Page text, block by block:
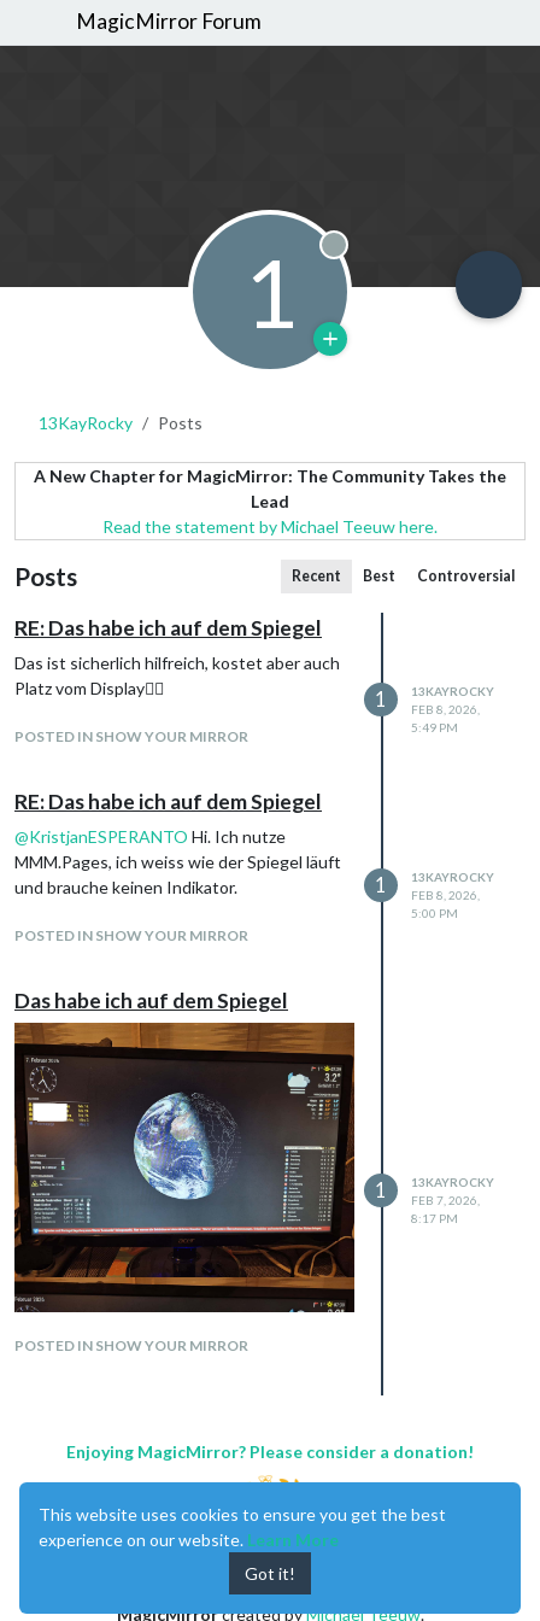
MagicMirror Forum
1 Offline
13KayRocky Posts
A New Chapter for MagicMirror: The Community Takes the
Lead
Read the statement by Michael Teeuw here.
Posts Recent Best Controversial
RE: Das habe ich auf dem Spiegel
Das ist sicherlich hilfreich, kostet aber auch
Platz vom Display🤷‍♂️
POSTED IN SHOW YOUR MIRROR
1
13KAYROCKY
FEB 8, 2026,
5:49 PM
RE: Das habe ich auf dem Spiegel
@KristjanESPERANTO Hi. Ich nutze
MMM.Pages, ich weiss wie der Spiegel läuft
und brauche keinen Indikator.
POSTED IN SHOW YOUR MIRROR
1
13KAYROCKY
FEB 8, 2026,
5:00 PM
Das habe ich auf dem Spiegel
POSTED IN SHOW YOUR MIRROR
1
13KAYROCKY
FEB 7, 2026,
8:17 PM
Enjoying MagicMirror? Please consider a donation!
MagicMirrorcreated byMichael Teeuw.
This website uses cookies to ensure you get the best
experience on our website. Learn More
Got it!